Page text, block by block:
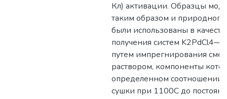
Кл) активации. Образцы
таким образом и природного
были использованы в
получения систем
путем импрегнирования
раствором, компоненты
определенном
сушки при 1100С до